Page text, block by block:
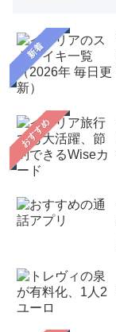
新着
おすすめ